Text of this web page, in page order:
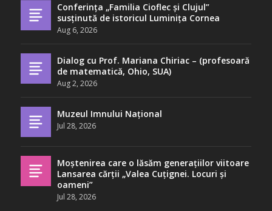
Conferința „Familia Cioflec și Clujul”
susținută de istoricul Luminița Cornea
Aug 6, 2026
Dialog cu Prof. Mariana Chiriac – (profesoară
de matematică, Ohio, SUA)
Aug 2, 2026
Muzeul Imnului Național
Jul 28, 2026
Moștenirea care o lăsăm generațiilor viitoare
Lansarea cărții „Valea Cuțignei. Locuri și
oameni”
Jul 28, 2026